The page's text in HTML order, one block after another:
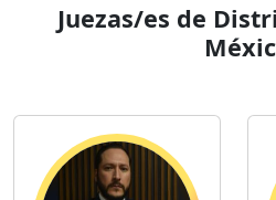
Juezas/es de